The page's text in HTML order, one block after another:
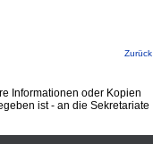
Zurück
Informationen oder Kopien
ist - an die Sekretariate